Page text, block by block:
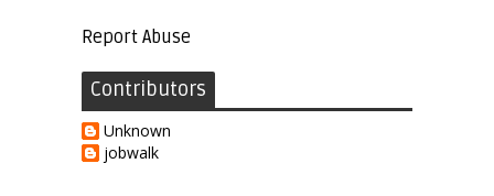
Report Abuse
Contributors
Unknown
jobwalk